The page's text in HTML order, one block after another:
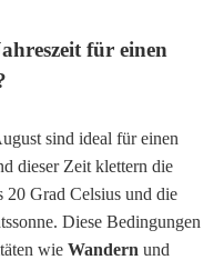
für einen
sind ideal für einen
dieser Zeit klettern die
20 Grad Celsius und die
Diese Bedingungen
wie Wandern und